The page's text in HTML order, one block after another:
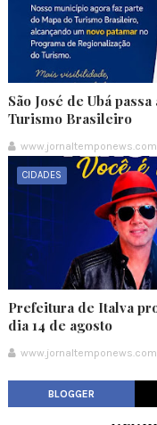
São José de Ubá
Turismo Brasileiro
www.jornaltemponews.com
CIDADES
Prefeitura de Italva
dia 14 de agosto
www.jornaltemponews.com
BLOGGER